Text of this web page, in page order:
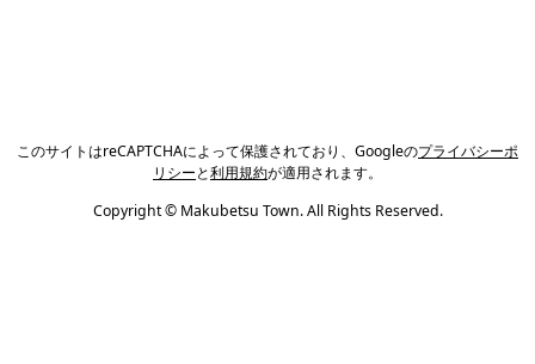
このサイトはreCAPTCHAによって保護されており、Googleのプライバシーポ
リシーと利用規約が適用されます。
Copyright © Makubetsu Town. All Rights Reserved.